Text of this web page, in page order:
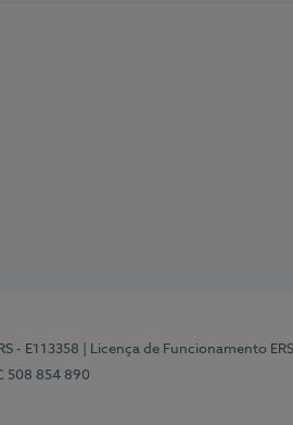
- E113358 | Licença de Funcionamento
508 854 890